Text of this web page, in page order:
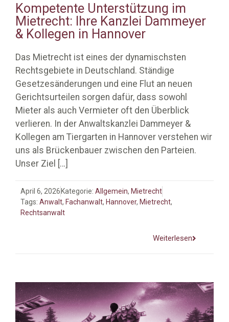
Kompetente Unterstützung im
Mietrecht: Ihre Kanzlei Dammeyer
& Kollegen in Hannover
Das Mietrecht ist eines der dynamischsten
Rechtsgebiete in Deutschland. Ständige
Gesetzesänderungen und eine Flut an neuen
Gerichtsurteilen sorgen dafür, dass sowohl
Mieter als auch Vermieter oft den Überblick
verlieren. In der Anwaltskanzlei Dammeyer &
Kollegen am Tiergarten in Hannover verstehen wir
uns als Brückenbauer zwischen den Parteien.
Unser Ziel […]
April 6, 2026 Kategorie: Allgemein, Mietrecht
Tags: Anwalt, Fachanwalt, Hannover, Mietrecht,
Rechtsanwalt
Weiterlesen